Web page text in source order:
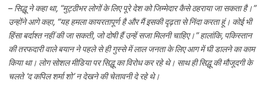
– सिद्धू ने कहा था, “मुट्ठीभर लोगों के लिए पूरे देश को जिम्मेदार कैसे ठहराया जा सकता है।”
उन्होंने आगे कहा, “यह हमला कायरतापूर्ण है और मैं इसकी दृढ़ता से निंदा करता हूं। कोई भी
हिंसा बर्दाश्त नहीं की जा सकती, जो दोषी हैं उन्हें सजा मिलनी चाहिए।” हालांकि, पकिस्तान
की तरफदारी वाले बयान ने पहले से ही गुस्से में लाल जनता के लिए आग में घी डालने का काम
किया था। लोग सोशल मीडिया पर सिद्धू का विरोध कर रहे थे। साथ ही सिद्धू की मौजूदगी के
चलते ‘द कपिल शर्मा शो’ न देखने की चेतावनी दे रहे थे।